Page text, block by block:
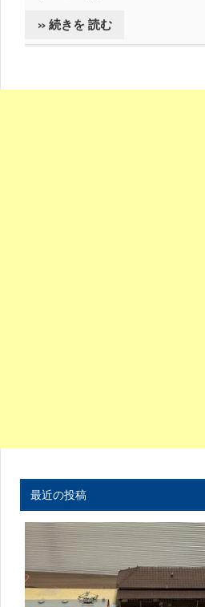
» 続きを 読む
最近の投稿